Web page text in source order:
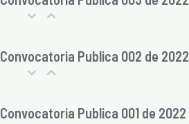
Convocatoria Publica 002 de 2022
Convocatoria Publica 001 de 2022